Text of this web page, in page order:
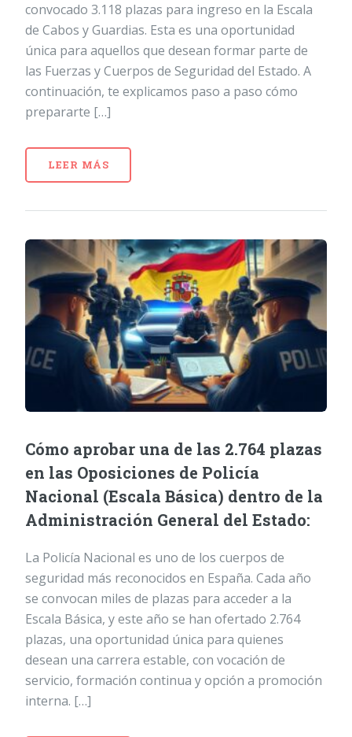
convocado 3.118 plazas para ingreso en la Escala
de Cabos y Guardias. Esta es una oportunidad
única para aquellos que desean formar parte de
las Fuerzas y Cuerpos de Seguridad del Estado. A
continuación, te explicamos paso a paso cómo
prepararte […]
LEER MÁS
Cómo aprobar una de las 2.764 plazas
en las Oposiciones de Policía
Nacional (Escala Básica) dentro de la
Administración General del Estado:
La Policía Nacional es uno de los cuerpos de
seguridad más reconocidos en España. Cada año
se convocan miles de plazas para acceder a la
Escala Básica, y este año se han ofertado 2.764
plazas, una oportunidad única para quienes
desean una carrera estable, con vocación de
servicio, formación continua y opción a promoción
interna. […]